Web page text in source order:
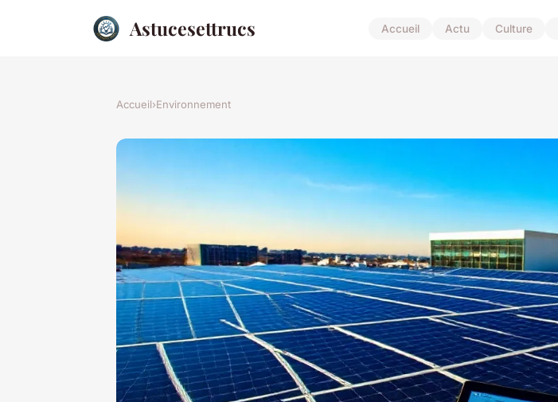
Astucesettrucs Accueil Actu Culture
Accueil›Environnement